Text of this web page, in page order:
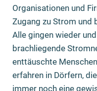
Organisationen und
Zugang zu Strom und
Alle gingen wieder
brachliegende
enttäuschte
erfahren in Dörfern,
immer noch eine